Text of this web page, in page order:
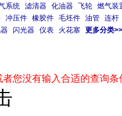
系统 滤清器 化油器 飞轮 燃气装
冲压件 橡胶件 毛坯件 油管 连杆
闪光器 仪表 火花塞 更多分类>>
您没有输入合适的查询